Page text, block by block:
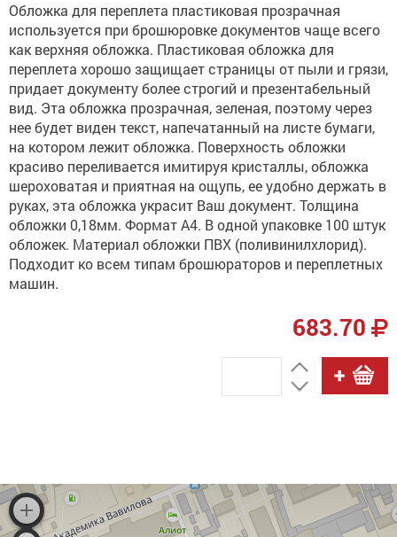
Обложка для переплета пластиковая прозрачная
используется при брошюровке документов чаще всего
как верхняя обложка. Пластиковая обложка для
переплета хорошо защищает страницы от пыли и грязи,
придает документу более строгий и презентабельный
вид. Эта обложка прозрачная, зеленая, поэтому через
нее будет виден текст, напечатанный на листе бумаги,
на котором лежит обложка. Поверхность обложки
красиво переливается имитируя кристаллы, обложка
шероховатая и приятная на ощупь, ее удобно держать в
руках, эта обложка украсит Ваш документ. Толщина
обложки 0,18мм. Формат А4. В одной упаковке 100 штук
обложек. Материал обложки ПВХ (поливинилхлорид).
Подходит ко всем типам брошюраторов и переплетных
машин.
683.70